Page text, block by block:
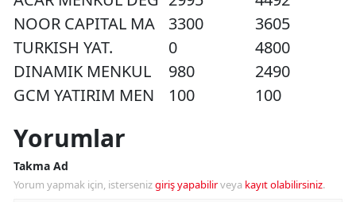
NOOR CAPITAL MA
3300
3605
TURKISH YAT.
0
4800
DINAMIK MENKUL
980
2490
GCM YATIRIM MEN
100 100
Yorumlar
Takma Ad
Yorum yapmak için, istersenizgiriş yapabilirveya kayıt olabilirsiniz.